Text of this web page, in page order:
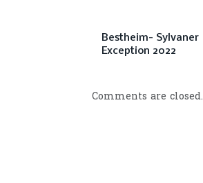
Bestheim- Sylvaner
Exception 2022
Comments are closed.